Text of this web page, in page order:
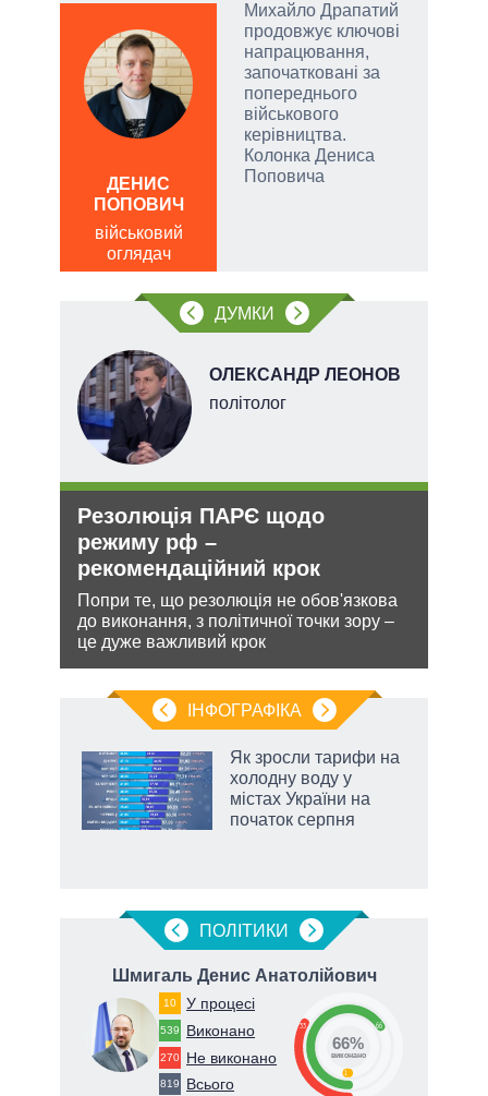
Михайло Драпатий
продовжує ключові
напрацювання,
започатковані за
попереднього
військового
керівництва.
Колонка Дениса
Поповича
ДЕНИС
ПОПОВИЧ
військовий
оглядач
ДУМКИ
ОЛЕКСАНДР ЛЕОНОВ
політолог
Резолюція ПАРЄ щодо
режиму рф –
рекомендаційний крок
Попри те, що резолюція не обов'язкова
до виконання, з політичної точки зору –
це дуже важливий крок
ІНФОГРАФІКА
Як зросли тарифи на
холодну воду у
містах України на
початок серпня
ПОЛIТИКИ
Шмигаль Денис Анатолійович
10 У процесі
539 Виконано
270 Не виконано
819 Всього
33 66
1
66%
виконано